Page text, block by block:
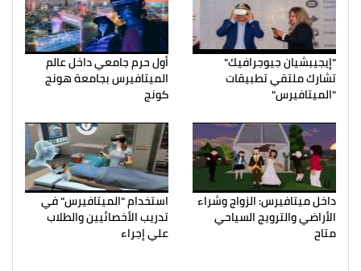
"إيجيبشيان جيوجرافيك"
تشارك ملتقي تطبيقات
"الميتافيرس"
أول حرم جامعي داخل عالم
الميتافيرس بجامعة هونج
كونج
داخل ميتافيرس: الزواج وشراء
الأراضي والترويج السياحي
متاح
استخدام "الميتافيرس" في
تدريب الأخصائيين والطلاب
علي إجراء